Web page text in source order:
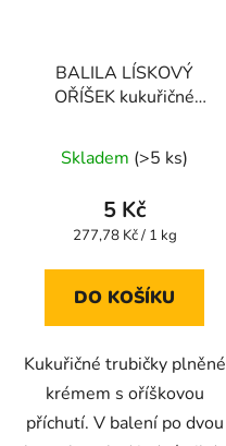
BALILA LÍSKOVÝ
OŘÍŠEK kukuřičné
hodnocení
produktu
je
z
Skladem (>5 ks)
5 Kč
Měrná
277,78 Kč / 1 kg
DO KOŠÍKU
Kukuřičné trubičky plněné
krémem s oříškovou
příchutí. V balení po dvou